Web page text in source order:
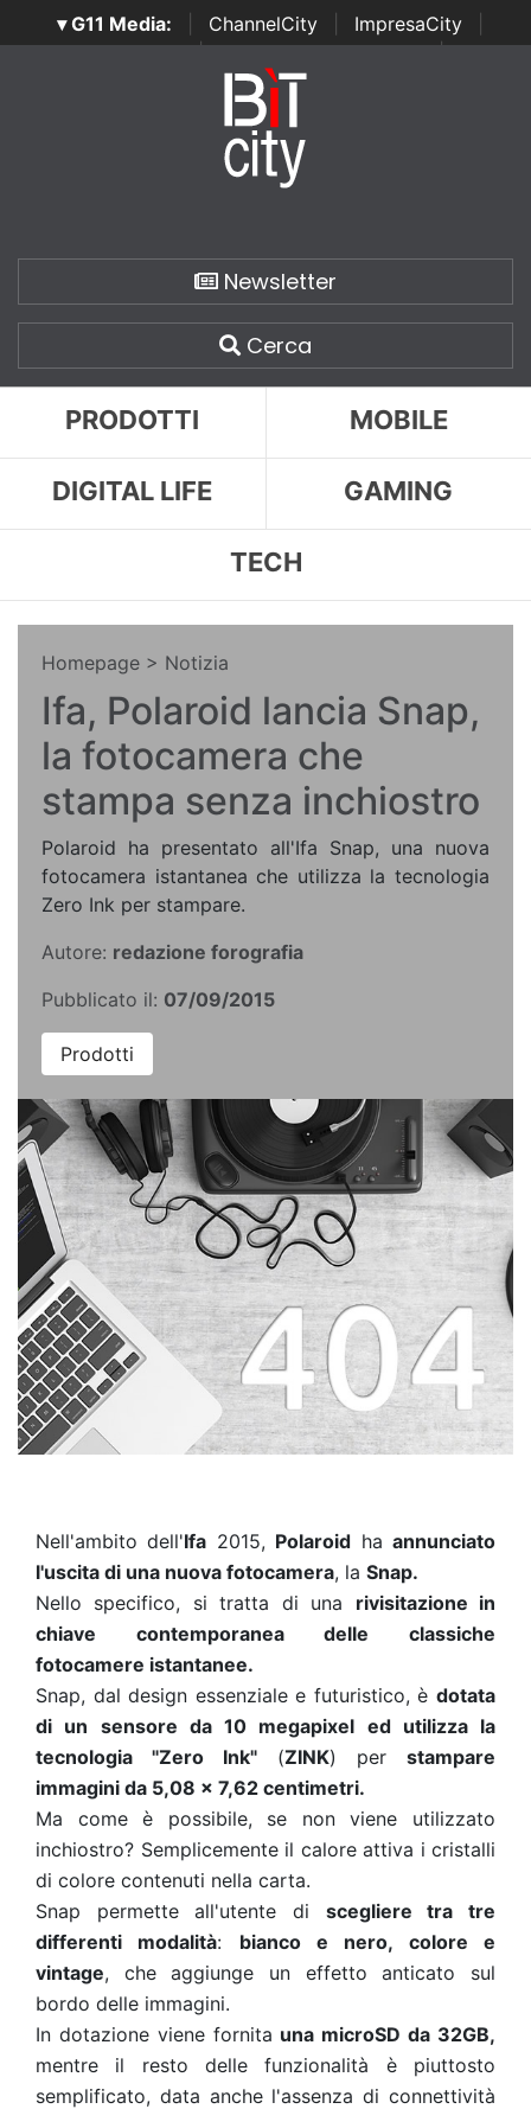
▾ G11 Media: ChannelCity ImpresaCity
SecurityOpenLab | Italian Channel Awards | Italian
Italian Security Awards
Newsletter
Cerca
PRODOTTI MOBILE
DIGITAL LIFE GAMING
TECH
Homepage > Notizia
Ifa, Polaroid lancia Snap,
la fotocamera che
stampa senza inchiostro
Polaroid ha presentato all'Ifa Snap, una nuova
fotocamera istantanea che utilizza la tecnologia
Zero Ink per stampare.
Autore: redazione forografia
Pubblicato il: 07/09/2015
Prodotti
Nell'ambito dell'Ifa 2015, Polaroid haannunciato
l'uscita di una nuova fotocamera, la Snap.
Nello specifico, si tratta di una rivisitazione in
chiave contemporanea delle classiche
fotocamere istantanee.
Snap, dal design essenziale e futuristico, è dotata
di un sensore da 10 megapixel ed utilizza la
tecnologia "Zero Ink" (ZINK) per stampare
immagini da 5,08 x 7,62 centimetri.
Ma come è possibile, se non viene utilizzato
inchiostro? Semplicemente il calore attiva i cristalli
di colore contenuti nella carta.
Snap permette all'utente di scegliere tra tre
differenti modalità: bianco e nero, colore e
vintage, che aggiunge un effetto anticato sul
bordo delle immagini.
In dotazione viene fornita una microSD da 32GB,
mentre il resto delle funzionalità è piuttosto
semplificato, data anche l'assenza di connettività